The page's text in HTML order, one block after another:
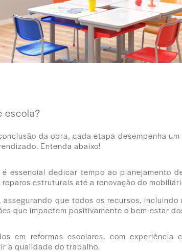
escola?
da obra, cada etapa desempenha
Entenda abaixo!
essencial dedicar tempo ao planejamento
estruturais até a renovação do
que todos os recursos,
que impactem positivamente o bem-estar
em reformas escolares, com
a qualidade do trabalho.